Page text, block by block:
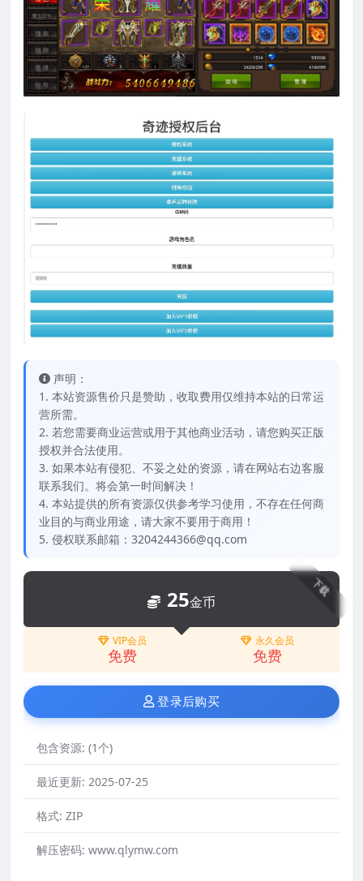
声明：
1. 本站资源售价只是赞助，收取费用仅维持本站的日常运
营所需。
2. 若您需要商业运营或用于其他商业活动，请您购买正版
授权并合法使用。
3. 如果本站有侵犯、不妥之处的资源，请在网站右边客服
联系我们。将会第一时间解决！
4. 本站提供的所有资源仅供参考学习使用，不存在任何商
业目的与商业用途，请大家不要用于商用！
5. 侵权联系邮箱：3204244366@qq.com
下载
25金币
VIP会员
免费
永久会员
免费
登录后购买
包含资源: (1个)
最近更新: 2025-07-25
格式: ZIP
解压密码: www.qlymw.com